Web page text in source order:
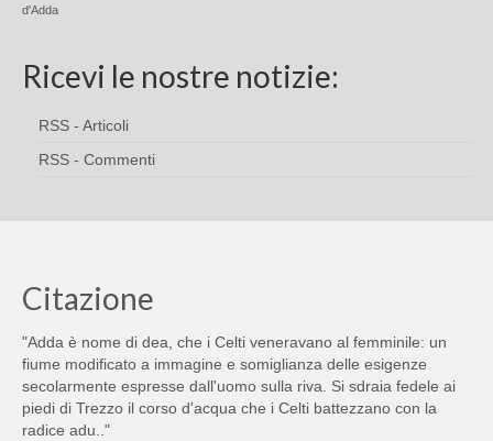
d'Adda
Ricevi le nostre notizie:
RSS - Articoli
RSS - Commenti
Citazione
"Adda è nome di dea, che i Celti veneravano al femminile: un
fiume modificato a immagine e somiglianza delle esigenze
secolarmente espresse dall'uomo sulla riva. Si sdraia fedele ai
piedi di Trezzo il corso d'acqua che i Celti battezzano con la
radice adu.."